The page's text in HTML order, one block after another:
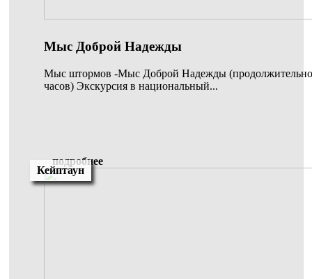
Мыс Доброй Надежды
Мыс штормов -Мыс Доброй Надежды
часов) Экскурсия в национальный...
подробнее
Кейптаун